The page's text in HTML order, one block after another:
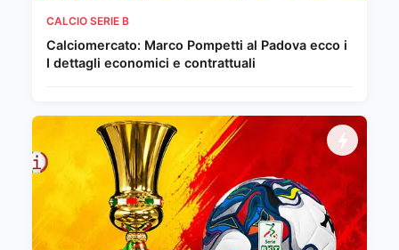
CALCIO SERIE B
Calciomercato: Marco Pompetti al Padova ecco i
I dettagli economici e contrattuali